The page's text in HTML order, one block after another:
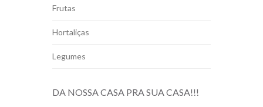
Frutas
Hortaliças
Legumes
DA NOSSA CASA PRA SUA CASA!!!